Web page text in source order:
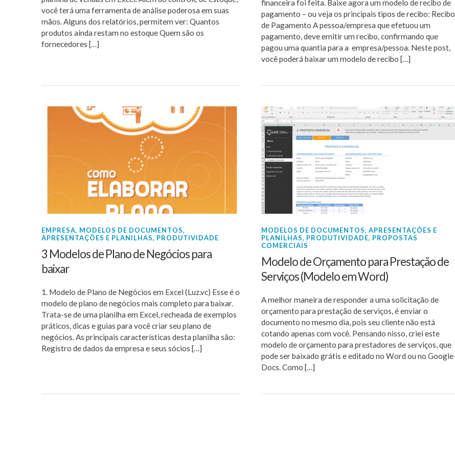
você terá uma ferramenta de análise poderosa em suas
mãos. Alguns dos relatórios, permitem ver: Quantos
produtos ainda restam no estoque Quem são os
fornecedores […]
financeira foi feita. Baixe agora um modelo de recibo de
pagamento – ou veja os principais tipos de recibo: Recibo
de Pagamento A pessoa/empresa que efetuou um
pagamento, deve emitir um recibo, confirmando que
pagou uma quantia para a empresa/pessoa. Neste post,
você poderá baixar um modelo de recibo […]
EMPRESA, MODELOS DE DOCUMENTOS,
APRESENTAÇÕES E PLANILHAS, PRODUTIVIDADE
3 Modelos de Plano de Negócios para
baixar
1. Modelo de Plano de Negócios em Excel (Luz.vc) Esse é o
modelo de plano de negócios mais completo para baixar.
Trata-se de uma planilha em Excel, recheada de exemplos
práticos, dicas e guias para você criar seu plano de
negócios. As principais características desta planilha são:
Registro de dados da empresa e seus sócios […]
MODELOS DE DOCUMENTOS, APRESENTAÇÕES E
PLANILHAS, PRODUTIVIDADE, PROPOSTAS
COMERCIAIS
Modelo de Orçamento para Prestação de
Serviços (Modelo em Word)
A melhor maneira de responder a uma solicitação de
orçamento para prestação de serviços, é enviar o
documento no mesmo dia, pois seu cliente não está
cotando apenas com você. Pensando nisso, criei este
modelo de orçamento para prestadores de serviços, que
pode ser baixado grátis e editado no Word ou no Google
Docs. Como […]